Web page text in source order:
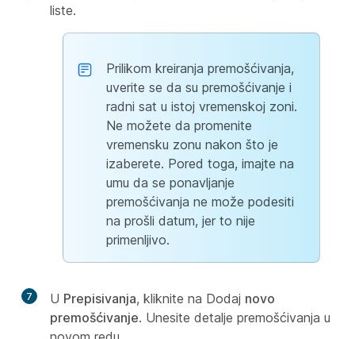
liste.
Prilikom kreiranja premošćivanja,
uverite se da su premošćivanje i
radni sat u istoj vremenskoj zoni.
Ne možete da promenite
vremensku zonu nakon što je
izaberete. Pored toga, imajte na
umu da se ponavljanje
premošćivanja ne može podesiti
na prošli datum, jer to nije
primenljivo.
7 U Prepisivanja, kliknite na Dodaj novo
premošćivanje. Unesite detalje premošćivanja u